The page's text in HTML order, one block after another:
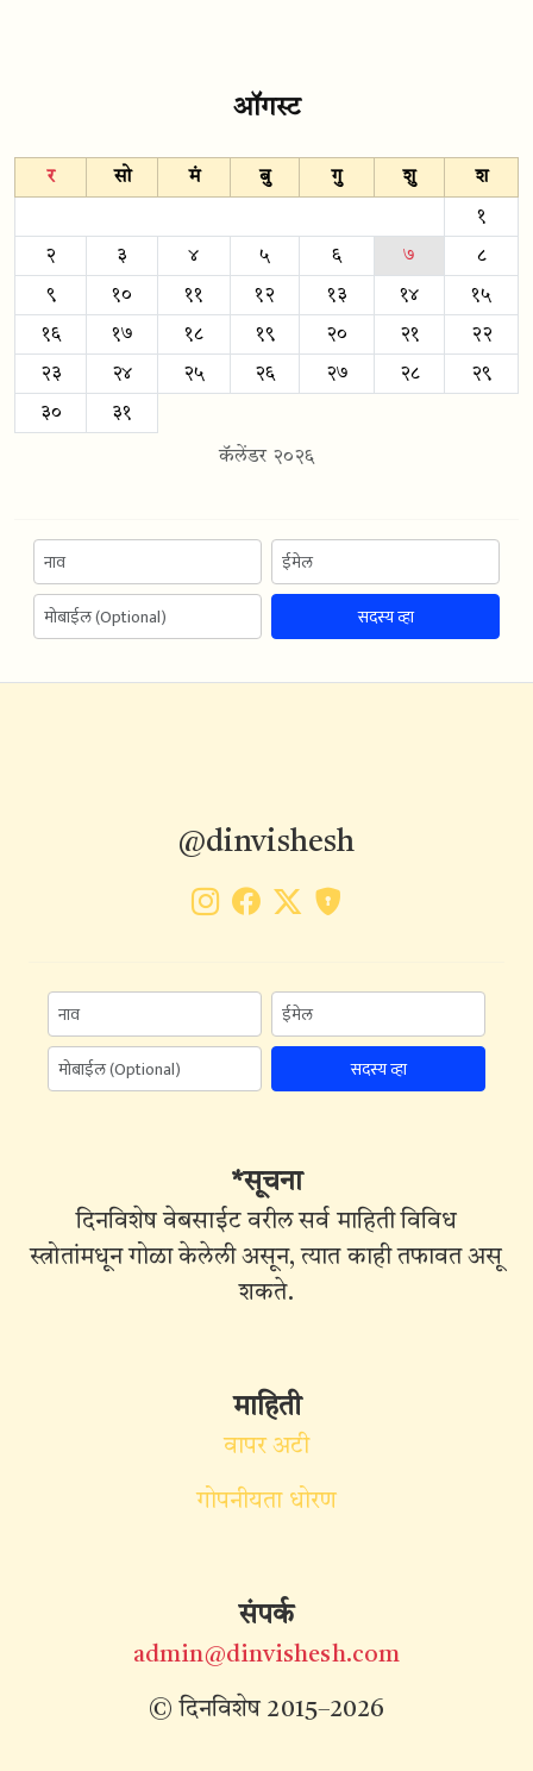
ऑगस्ट
र सो मं बु गु शु श
१
२ ३ ४ ५ ६ ७ ८
९ १० ११ १२ १३ १४ १५
१६ १७ १८ १९ २० २१ २२
२३ २४ २५ २६ २७ २८ २९
३० ३१
कॅलेंडर २०२६
सदस्य व्हा
@dinvishesh
सदस्य व्हा
*सूचना
दिनविशेष वेबसाईट वरील सर्व माहिती विविध
स्त्रोतांमधून गोळा केलेली असून, त्यात काही तफावत असू
शकते.
माहिती
वापर अटी
गोपनीयता धोरण
संपर्क
admin@dinvishesh.com
© दिनविशेष 2015–2026